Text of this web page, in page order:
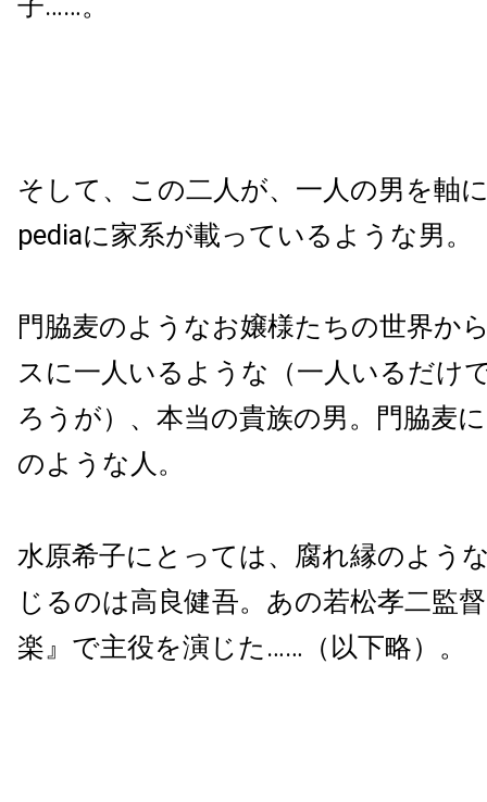
そして、この二人が、一人の男を軸
pediaに家系が載っているような男。
門脇麦のようなお嬢様たちの世界か
スに一人いるような（一人いるだけ
ろうが）、本当の貴族の男。門脇麦
のような人。
水原希子にとっては、腐れ縁のよう
じるのは高良健吾。あの若松孝二監
楽』で主役を演じた……（以下略）。